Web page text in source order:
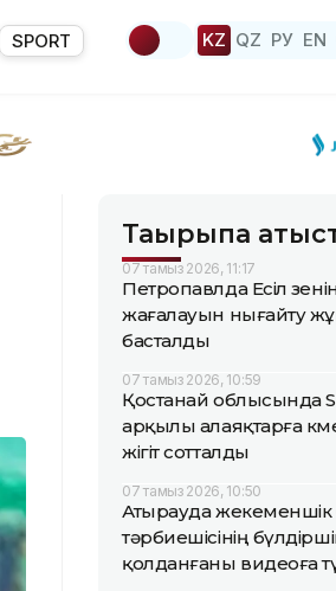
SPORT KZ QZ РУ EN
Тақырыпқа
07 тамыз 2026, 11:17
Петропавлда Есіл
жағалауын нығайту
басталды
07 тамыз 2026, 10:59
Қостанай облысында
арқылы алаяқтарға
жігіт сотталды
07 тамыз 2026, 10:50
Атырауда
тәрбиешісінің
қолданғаны видеоға